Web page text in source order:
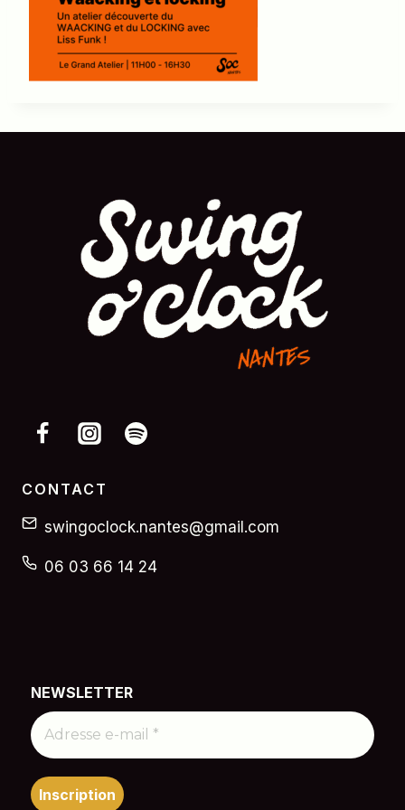
CONTACT
swingoclock.nantes@gmail.com
06 03 66 14 24
NEWSLETTER